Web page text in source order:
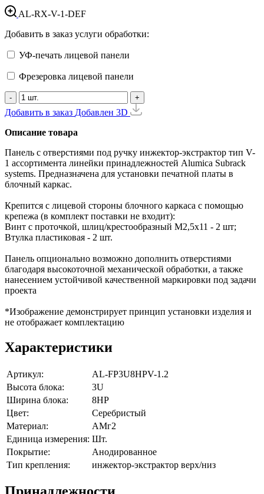
AL-RX-V-1-DEF
Добавить в заказ услуги обработки:
УФ-печать лицевой панели
Фрезеровка лицевой панели
- +
Добавить в заказ Добавлен 3D
Описание товара
Панель с отверстиями под ручку инжектор-экстрактор тип V-
1 ассортимента линейки принадлежностей Alumica Subrack
systems. Предназначена для установки печатной платы в
блочный каркас.
Крепится с лицевой стороны блочного каркаса с помощью
крепежа (в комплект поставки не входит):
Винт с проточкой, шлиц/крестообразный М2,5х11 - 2 шт;
Втулка пластиковая - 2 шт.
Панель опционально возможно дополнить отверстиями
благодаря высокоточной механической обработки, а также
нанесением устойчивой качественной маркировки под задачи
проекта
*Изображение демонстрирует принцип установки изделия и
не отображает комплектацию
Характеристики
Артикул:
AL-FP3U8HPV-1.2
Высота блока:
3U
Ширина блока:
8HP
Цвет:
Серебристый
Материал:
АМг2
Единица измерения: Шт.
Покрытие:
Анодированное
Тип крепления:
инжектор-экстрактор верх/низ